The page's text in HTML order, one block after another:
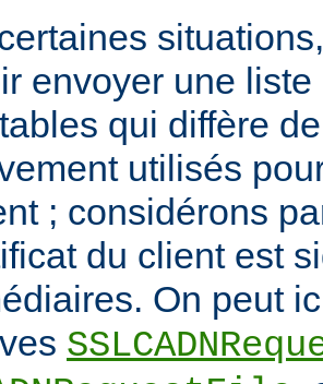
envoyer une
qui diffère
utilisés
; considérons
du client est
On peut